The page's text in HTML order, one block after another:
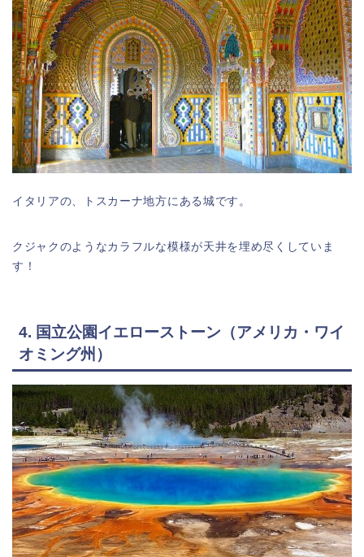
イタリアの、トスカーナ地方にある城です。
クジャクのようなカラフルな模様が天井を埋め尽くしていま
す！
4. 国立公園イエローストーン（アメリカ・ワイ
オミング州）